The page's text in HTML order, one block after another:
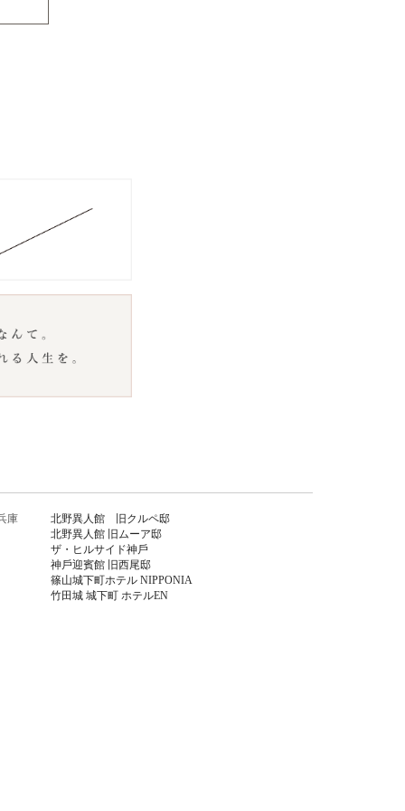
庫
北野異人館 旧クルペ邸
北野異人館 旧ムーア邸
ザ・ヒルサイド神⼾
神⼾迎賓館 旧⻄尾邸
篠⼭城下町ホテル NIPPONIA
⽵⽥城 城下町 ホテルEN